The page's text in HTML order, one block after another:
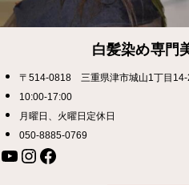
白髪染め専門
〒514-0818 三重県津市城山1丁目14-
10:00-17:00
月曜日、火曜日定休日
050-8885-0769
YouTube Instagram Facebook